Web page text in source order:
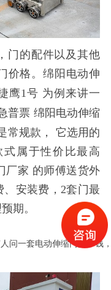
门的配件以及其他
价格。绵阳电动伸
鹰1号 为例来讲一
普票 绵阳电动伸缩
常规款，
它选用的
属于性价比最高
厂家 的师傅送货外
安装费，2套门最
期。
问一套电动伸缩门多少钱